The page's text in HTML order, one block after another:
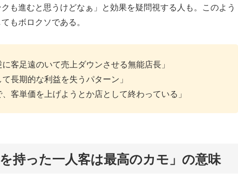
も進むと思うけどなぁ」と効果を疑問視する人も。このよう
もボロクソである。
に客足遠のいて売上ダウンさせる無能店長」
長期的な利益を失うパターン」
、客単価を上げようとか店として終わっている」
持った一人客は最高のカモ」の意味